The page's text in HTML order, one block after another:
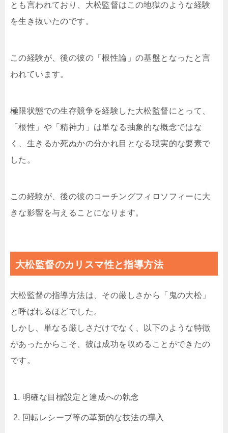
とも言われており、大松監督はこの地獄のような経験
を生き抜いたのです。
この経験が、後の彼の「根性論」の基盤となったと言
われています。
極限状態での生存競争を経験した大松監督にとって、
「根性」や「精神力」は単なる抽象的な概念ではな
く、生きるか死ぬかの分かれ目となる現実的な要素で
した。
この経験が、後の彼のコーチングフィロソフィーに大
きな影響を与えることになります。
大松監督のカリスマ性と指導方法
大松監督の指導方法は、その厳しさから「鬼の大松」
と呼ばれるほどでした。
しかし、単なる厳しさだけでなく、以下のような特徴
があったからこそ、彼は成功を収めることができたの
です。
明確な目標設定と達成への執念
回転レシーブ等の革新的な技法の導入